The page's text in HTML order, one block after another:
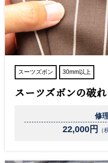
スーツズボン 30mm以上
スーツズボンの破れ
修
22,000円 （